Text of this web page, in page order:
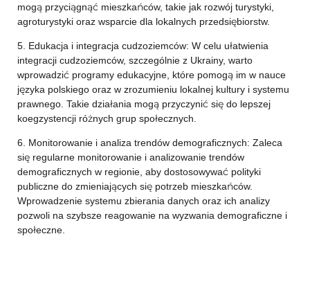
mogą przyciągnąć mieszkańców, takie jak rozwój turystyki,
agroturystyki oraz wsparcie dla lokalnych przedsiębiorstw.
5. Edukacja i integracja cudzoziemców: W celu ułatwienia
integracji cudzoziemców, szczególnie z Ukrainy, warto
wprowadzić programy edukacyjne, które pomogą im w nauce
języka polskiego oraz w zrozumieniu lokalnej kultury i systemu
prawnego. Takie działania mogą przyczynić się do lepszej
koegzystencji różnych grup społecznych.
6. Monitorowanie i analiza trendów demograficznych: Zaleca
się regularne monitorowanie i analizowanie trendów
demograficznych w regionie, aby dostosowywać polityki
publiczne do zmieniających się potrzeb mieszkańców.
Wprowadzenie systemu zbierania danych oraz ich analizy
pozwoli na szybsze reagowanie na wyzwania demograficzne i
społeczne.